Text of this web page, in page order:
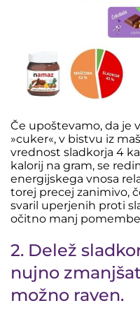
Če upoštevamo, da je
»cuker«, v bistvu iz
vrednost sladkorja 4
kalorij na gram, se
energijskega vnosa
torej precej zanimivo,
svaril uperjenih proti
očitno manj
2. Delež
nujno
možno raven.